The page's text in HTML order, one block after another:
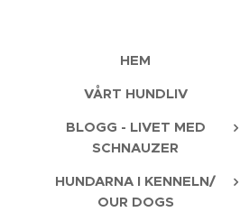
HEM
VÅRT HUNDLIV
BLOGG - LIVET MED
SCHNAUZER
HUNDARNA I KENNELN/
OUR DOGS